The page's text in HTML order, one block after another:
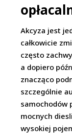
Akcyza jest
całkowicie
często
a dopiero
znacząco
szczególnie
samochodów
mocnych
wysokiej